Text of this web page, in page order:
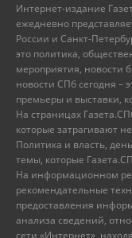
Интернет-издание
ежедневно
России и Санкт-
это политика,
мероприятия, новости
новости СПб сегодня –
премьеры и выставки,
На страницах
которые затрагивают
Политика и власть,
темы, которые
На информационном
рекомендательные
предоставления
анализа сведений,
сети «Интернет»,